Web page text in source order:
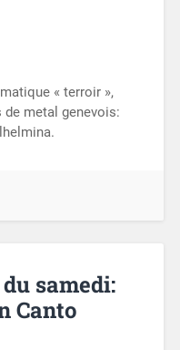
« terroir »,
de metal genevois:
samedi:
Canto